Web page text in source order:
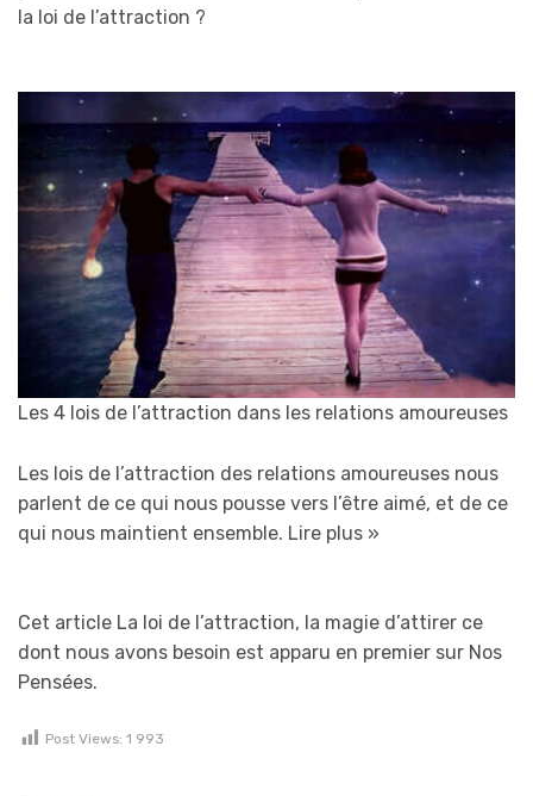
la loi de l’attraction ?
Les 4 lois de l’attraction dans les relations amoureuses
Les lois de l’attraction des relations amoureuses nous
parlent de ce qui nous pousse vers l’être aimé, et de ce
qui nous maintient ensemble. Lire plus »
Cet article La loi de l’attraction, la magie d’attirer ce
dont nous avons besoin est apparu en premier sur Nos
Pensées.
Post Views: 1 993